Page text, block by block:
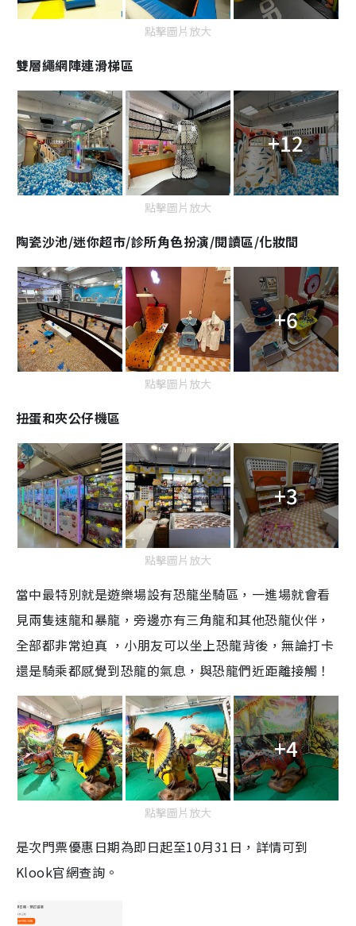
點擊圖片放大
雙層繩網陣連滑梯區
+12
點擊圖片放大
陶瓷沙池/迷你超市/診所角色扮演/閱讀區/化妝間
+6
點擊圖片放大
扭蛋和夾公仔機區
+3
點擊圖片放大
當中最特別就是遊樂場設有恐龍坐騎區，一進場就會看
見兩隻速龍和暴龍，旁邊亦有三角龍和其他恐龍伙伴，
全部都非常迫真 ，小朋友可以坐上恐龍背後，無論打卡
還是騎乘都感覺到恐龍的氣息，與恐龍們近距離接觸！
+4
點擊圖片放大
是次門票優惠日期為即日起至10月31日，詳情可到
Klook官網查詢。